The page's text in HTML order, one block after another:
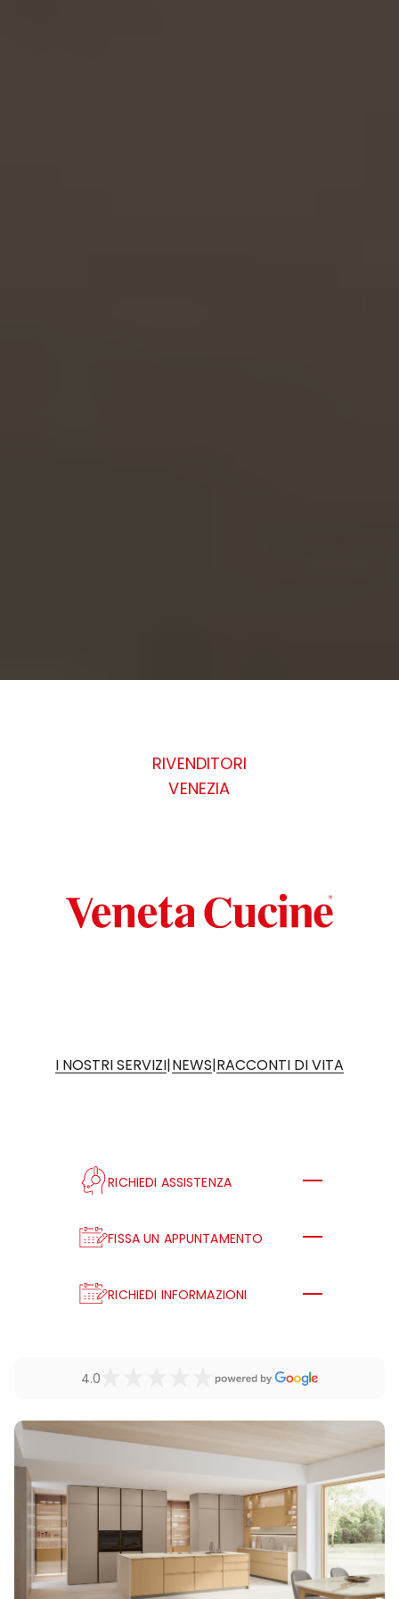
RIVENDITORI
VENEZIA
I NOSTRI SERVIZI|NEWS|RACCONTI DI VITA
RICHIEDI ASSISTENZA
FISSA UN APPUNTAMENTO
RICHIEDI INFORMAZIONI
4.0